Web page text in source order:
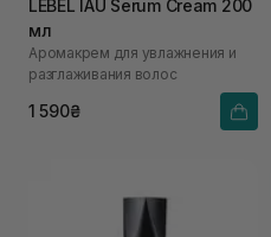
LEBEL IAU Serum Cream 200
мл
Аромакрем для увлажнения и
разглаживания волос
1 590₴